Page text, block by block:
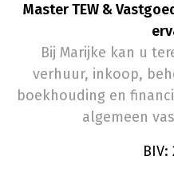
Master TEW &
Bij Marijke kan u
verhuur, inkoop,
boekhouding en
algemeen
BIV: